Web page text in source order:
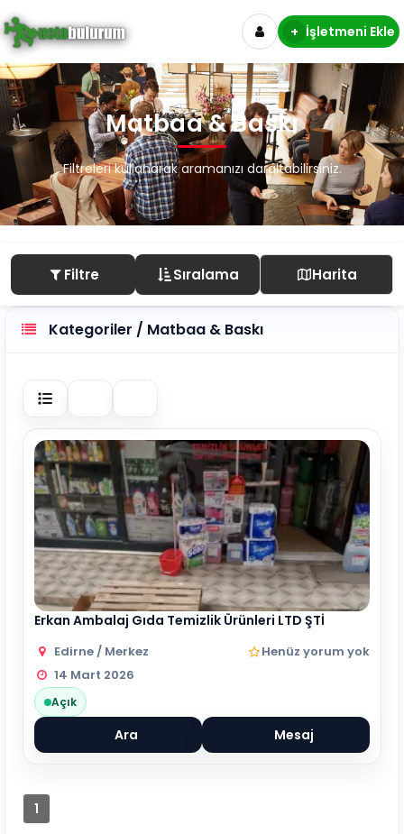
+ İşletmeni Ekle
Matbaa & Baskı
Filtreleri kullanarak aramanızı daraltabilirsiniz.
Filtre Sıralama Harita
Kategoriler / Matbaa & Baskı
Erkan Ambalaj Gıda Temizlik Ürünleri LTD ŞTİ
Edirne / Merkez
Henüz yorum yok
14 Mart 2026
Açık
Ara Mesaj
1